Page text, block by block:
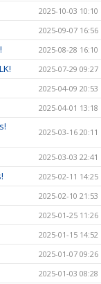
2025-10-03 10:10
2025-09-07 16:56
2025-08-28 16:10
2025-07-29 09:27
2025-04-09 20:53
2025-04-01 13:18
2025-03-16 20:11
2025-03-03 22:41
2025-02-11 14:25
2025-02-10 21:53
2025-01-25 11:26
2025-01-15 14:52
2025-01-07 09:26
2025-01-03 08:28